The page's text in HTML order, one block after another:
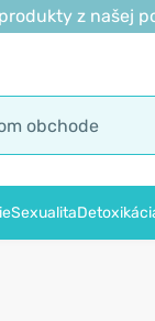
z našej
Sexualita